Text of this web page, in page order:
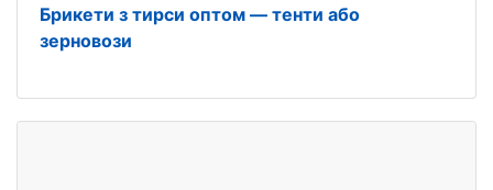
Брикети з тирси оптом — тенти або
зерновози